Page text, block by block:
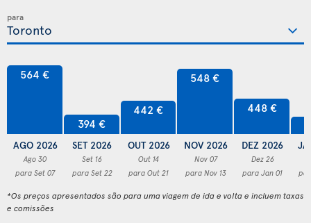
para
564 €
AGO 2026
Ago 30
para Set 07
394 €
SET 2026
Set 16
para Set 22
442 €
OUT 2026
Out 14
para Out 21
548 €
NOV 2026
Nov 07
para Nov 13
448 €
DEZ 2026
Dez 26
para Jan 01
*Os preços apresentados são para uma viagem de ida e volta e incluem taxas
e comissões